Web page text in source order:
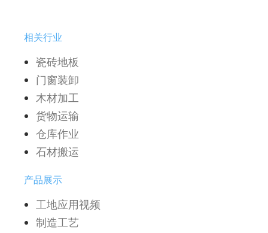
相关行业
瓷砖地板
门窗装卸
木材加工
货物运输
仓库作业
石材搬运
产品展示
工地应用视频
制造工艺